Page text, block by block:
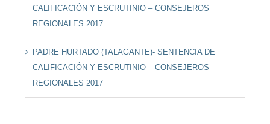
CALIFICACIÓN Y ESCRUTINIO – CONSEJEROS
REGIONALES 2017
PADRE HURTADO (TALAGANTE)- SENTENCIA DE
CALIFICACIÓN Y ESCRUTINIO – CONSEJEROS
REGIONALES 2017